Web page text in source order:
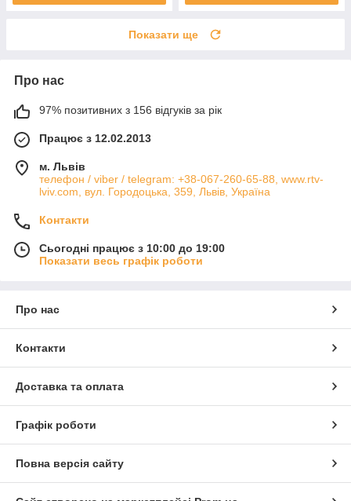
Показати ще
Про нас
97% позитивних з 156 відгуків за рік
Працює з 12.02.2013
м. Львів
телефон / viber / telegram: +38-067-260-65-88, www.rtv-
lviv.com, вул. Городоцька, 359, Львів, Україна
Контакти
Сьогодні працює з 10:00 до 19:00
Показати весь графік роботи
Про нас
Контакти
Доставка та оплата
Графік роботи
Повна версія сайту